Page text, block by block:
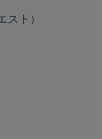
スト）